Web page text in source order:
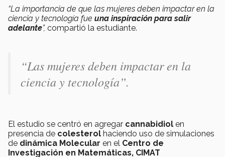
“La importancia de que las mujeres deben impactar en la
ciencia y tecnología fue una inspiración para salir
adelante”, compartió la estudiante.
“Las mujeres deben impactar en la
ciencia y tecnología”.
El estudio se centró en agregar cannabidiol en
presencia de colesterol haciendo uso de simulaciones
de dinámica Molecular en el Centro de
Investigación en Matemáticas, CIMAT